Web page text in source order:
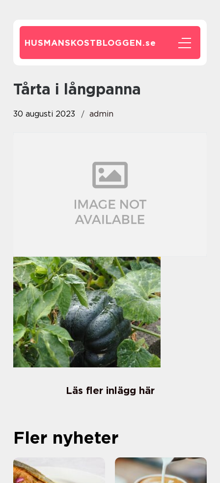
HUSMANSKOSTBLOGGEN.se
tårta i långpanna
30 augusti 2023 admin
Läs fler inlägg här
Fler nyheter